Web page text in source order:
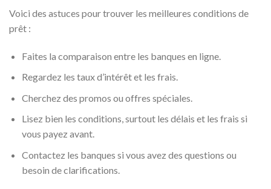
Voici des astuces pour trouver les meilleures conditions de
prêt :
Faites la comparaison entre les banques en ligne.
Regardez les taux d’intérêt et les frais.
Cherchez des promos ou offres spéciales.
Lisez bien les conditions, surtout les délais et les frais si
vous payez avant.
Contactez les banques si vous avez des questions ou
besoin de clarifications.